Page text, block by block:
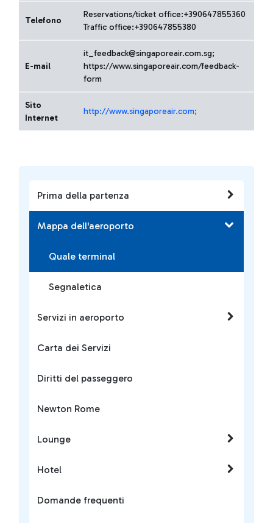
Prima della partenza
Mappa dell'aeroporto
Quale terminal
Segnaletica
Servizi in aeroporto
Carta dei Servizi
Diritti del passeggero
Newton Rome
Lounge
Hotel
Domande frequenti
Telefono
Reservations/ticket office:+390647855360
Traffic office:+390647855380
E-mail
it_feedback@singaporeair.com.sg;
https://www.singaporeair.com/feedback-
form
Sito
Internet
http://www.singaporeair.com;